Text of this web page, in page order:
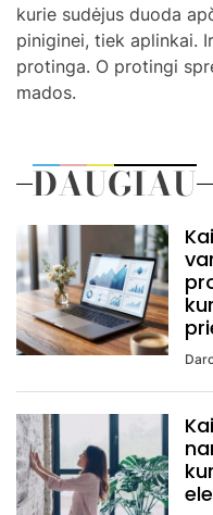
kurie sudėjus duoda
piniginei, tiek aplinkai.
protinga. O protingi
mados.
DAUGIAU